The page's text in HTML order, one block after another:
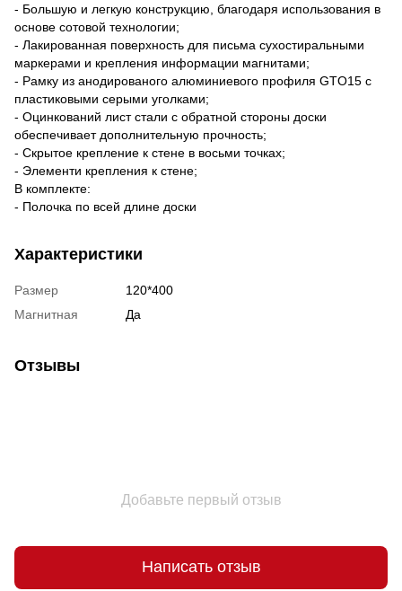
- Большую и легкую конструкцию, благодаря использования в
основе сотовой технологии;
- Лакированная поверхность для письма сухостиральными
маркерами и крепления информации магнитами;
- Рамку из анодированого алюминиевого профиля GTO15 с
пластиковыми серыми уголками;
- Оцинкований лист стали с обратной стороны доски
обеспечивает дополнительную прочность;
- Скрытое крепление к стене в восьми точках;
- Элементи крепления к стене;
В комплекте:
- Полочка по всей длине доски
Характеристики
Размер
120*400
Магнитная
Да
Отзывы
Добавьте первый отзыв
Написать отзыв